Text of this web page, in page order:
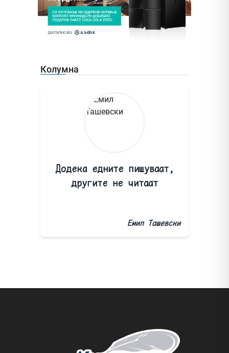
Колумна
Додека едните пишуваат,
другите не читаат
Емил Ташевски